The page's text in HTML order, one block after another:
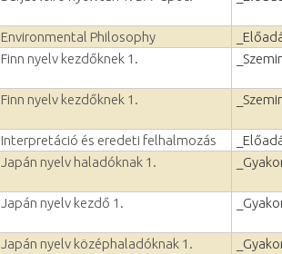
Environmental Philosophy
Finn nyelv kezdőknek 1.
Finn nyelv kezdőknek 1.
Interpretáció és eredeti felhalmozás
Japán nyelv haladóknak 1.
Japán nyelv kezdő 1.
Japán nyelv középhaladóknak 1.